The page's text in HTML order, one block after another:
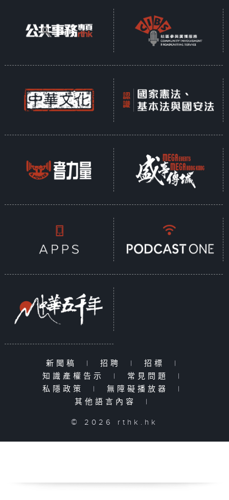
新聞稿 | 招聘 | 招標
|
知識產權告示
| 常見問題
|
私隱政策
| 無障礙播放器
|
其他語言內容
|
© 2026 rthk.hk